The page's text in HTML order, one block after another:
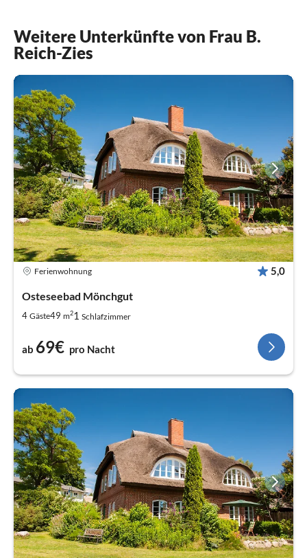
Weitere Unterkünfte von Frau B.
Reich-Zies
Ferienwohnung 5,0
Osteseebad Mönchgut
4 Gäste49 m21 Schlafzimmer
ab 69€ pro Nacht